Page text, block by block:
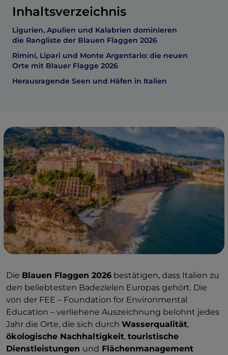
Inhaltsverzeichnis
Ligurien, Apulien und Kalabrien dominieren
die Rangliste der Blauen Flaggen 2026
Rimini, Lipari und Monte Argentario: die neuen
Orte mit Blauer Flagge 2026
Herausragende Seen und Häfen in Italien
Die Blauen Flaggen 2026 bestätigen, dass Italien zu
den beliebtesten Badezielen Europas gehört. Die
von der FEE – Foundation for Environmental
Education – verliehene Auszeichnung belohnt jedes
Jahr die Orte, die sich durch Wasserqualität,
ökologische Nachhaltigkeit, touristische
Dienstleistungen und Flächenmanagement